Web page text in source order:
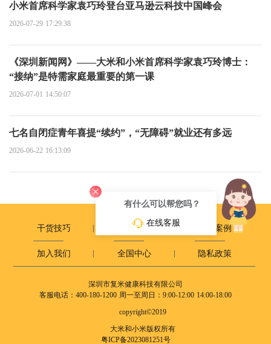
小米首席科学家袁巧玲登台亚马逊云科技中国峰会
2026-07-29 17:29:38
《深圳新闻网》——大米和小米首席科学家袁巧玲博士：
“接纳”是特需家庭最重要的第一课
2026-07-01 14:50:07
七名自闭症青年喜提“续约”，“无障碍”就业还有多远
2026-06-22 16:13:09
干货技巧 政策动态 成长案例
加入我们 全国中心 隐私政策
深圳市复米健康科技有限公司
客服电话：400-180-1200 周一至周日：9:00-12:00 14:00-18:00
copyright©2019
大米和小米版权所有
粤ICP备2023081251号
有什么可以帮您吗？
在线客服